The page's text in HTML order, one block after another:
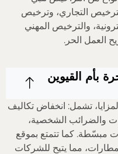
التجاري، وترخيص
والترخيص المهني
العمل الحر.
بأم القيوين
تشمل: انخفاض تكاليف
والضرائب الشخصية،
مبسّطة. كما تتمتع بموقع
مما يتيح للشركات